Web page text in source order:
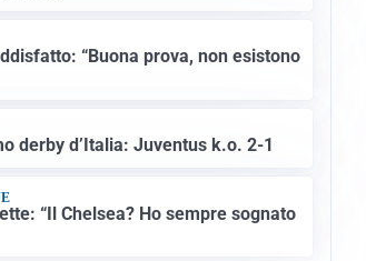
“Buona prova, non esistono
derby d’Italia: Juventus k.o. 2-1
“Il Chelsea? Ho sempre sognato